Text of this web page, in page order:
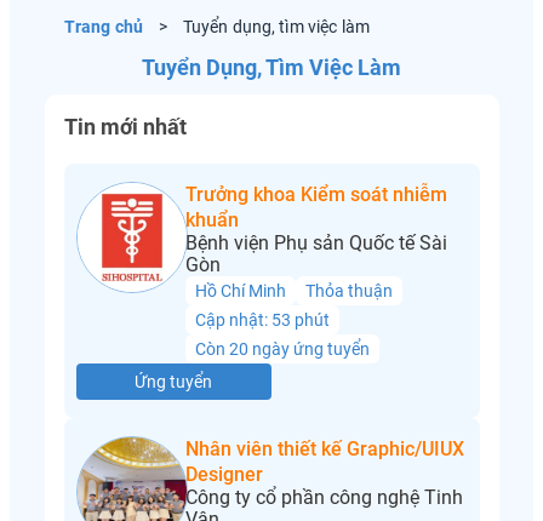
Trang chủ > Tuyển dụng, tìm việc làm
Tuyển Dụng, Tìm Việc Làm
Tin mới nhất
Trưởng khoa Kiểm soát nhiễm
khuẩn
Bệnh viện Phụ sản Quốc tế Sài
Gòn
Hồ Chí Minh
Thỏa thuận
Cập nhật: 53 phút
Còn 20 ngày ứng tuyển
Ứng tuyển
Nhân viên thiết kế Graphic/UIUX
Designer
Công ty cổ phần công nghệ Tinh